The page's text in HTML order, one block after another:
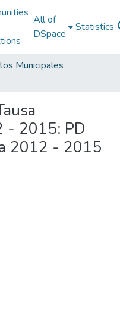
All of
DSpace
Statistics
Municipales
- 2015: PD
2012 - 2015